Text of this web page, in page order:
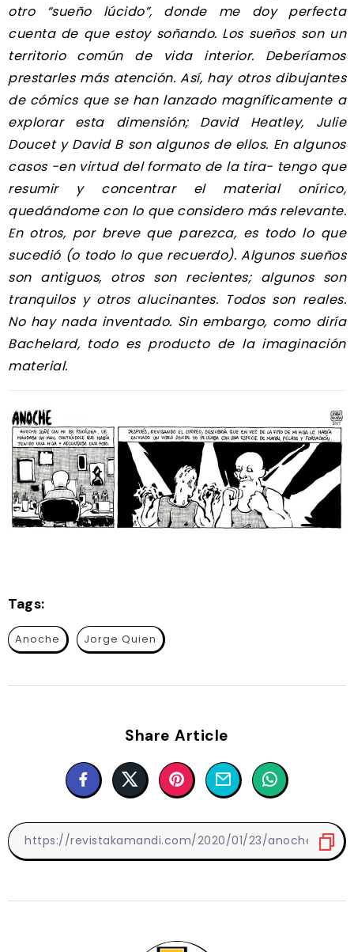
otro “sueño lúcido”, donde me doy perfecta
cuenta de que estoy soñando. Los sueños son un
territorio común de vida interior. Deberíamos
prestarles más atención. Así, hay otros dibujantes
de cómics que se han lanzado magníficamente a
explorar esta dimensión; David Heatley, Julie
Doucet y David B son algunos de ellos. En algunos
casos -en virtud del formato de la tira- tengo que
resumir y concentrar el material onírico,
quedándome con lo que considero más relevante.
En otros, por breve que parezca, es todo lo que
sucedió (o todo lo que recuerdo). Algunos sueños
son antiguos, otros son recientes; algunos son
tranquilos y otros alucinantes. Todos son reales.
No hay nada inventado. Sin embargo, como diría
Bachelard, todo es producto de la imaginación
material.
Tags:
Anoche Jorge Quien
Share Article